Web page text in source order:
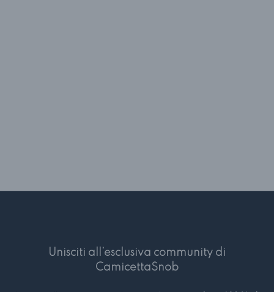
Unisciti all’esclusiva community di
CamicettaSnob